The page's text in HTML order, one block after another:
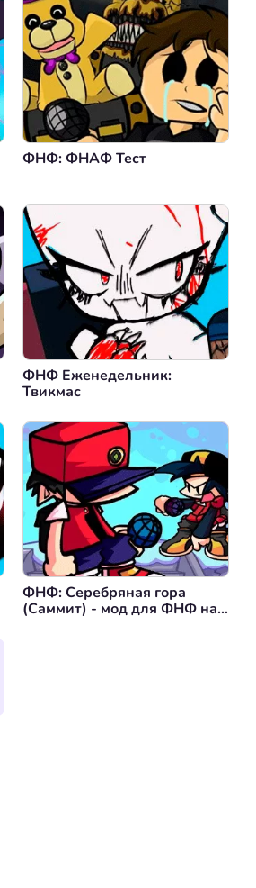
ФНФ: ФНАФ Тест
ФНФ Еженедельник:
Твикмас
ФНФ: Серебряная гора
(Саммит) - мод для ФНФ на